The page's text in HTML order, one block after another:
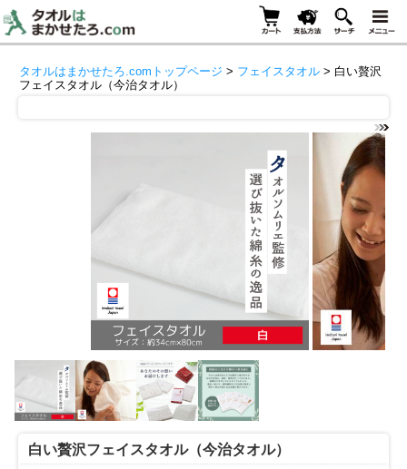
タオルはまかせたろ.comトップページ > フェイスタオル > 白い贅沢
フェイスタオル（今治タオル）
白い贅沢フェイスタオル（今治タオル）